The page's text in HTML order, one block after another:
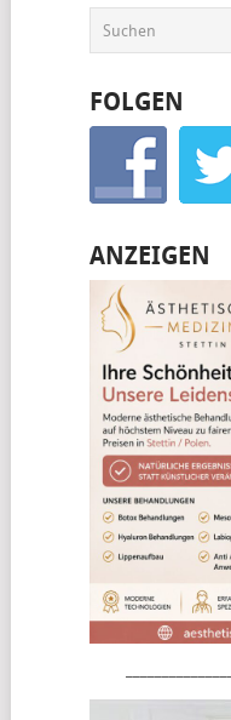
FOLGEN
ANZEIGEN